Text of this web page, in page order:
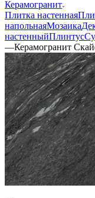
Керамогранит
Плитка настенная
напольнаяМозаика
настенныйПлинтус
—Керамогранит